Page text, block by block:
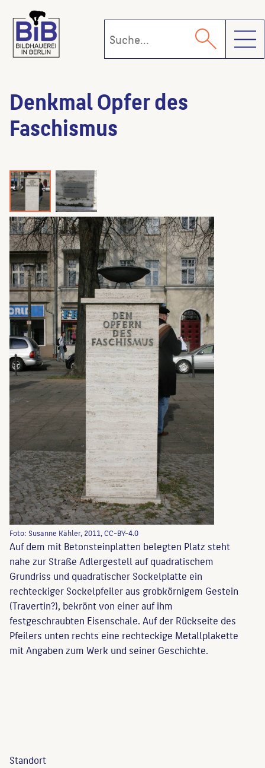
Denkmal Opfer des
Faschismus
Foto: Susanne Kähler, 2011, CC-BY-4.0
Auf dem mit Betonsteinplatten belegten Platz steht
nahe zur Straße Adlergestell auf quadratischem
Grundriss und quadratischer Sockelplatte ein
rechteckiger Sockelpfeiler aus grobkörnigem Gestein
(Travertin?), bekrönt von einer auf ihm
festgeschraubten Eisenschale. Auf der Rückseite des
Pfeilers unten rechts eine rechteckige Metallplakette
mit Angaben zum Werk und seiner Geschichte.
Standort